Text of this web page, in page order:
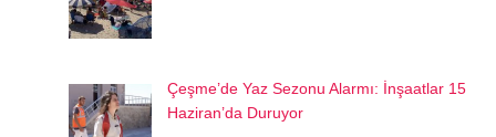
Çeşme’de Yaz Sezonu Alarmı: İnşaatlar 15
Haziran’da Duruyor